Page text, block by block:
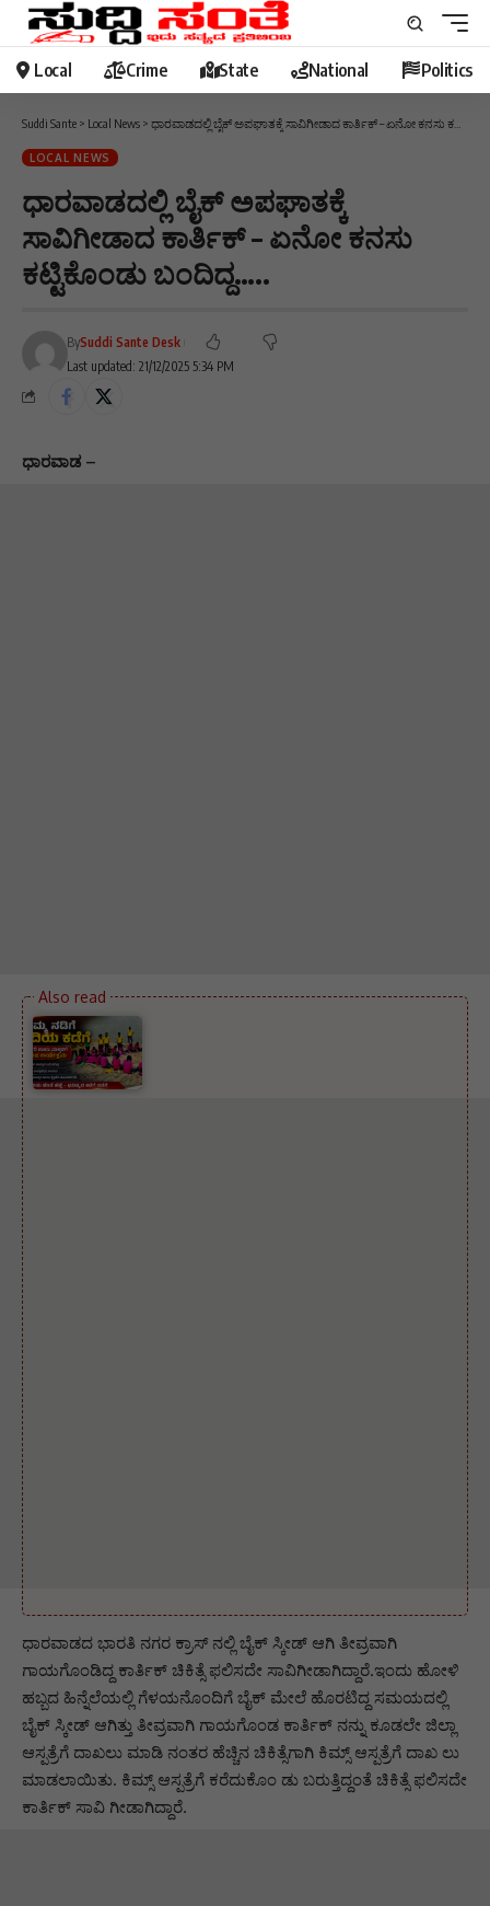
Local Crime State National Politics
Suddi Sante > Local News > ಧಾರವಾಡದಲ್ಲಿ ಬೈಕ್ ಅಪಘಾತಕ್ಕೆ ಸಾವಿಗೀಡಾದ ಕಾರ್ತಿಕ್ – ಏನೋ ಕನಸು ಕಟ್ಟಿಕೊಂಡು ಬಂದಿದ್ದ‌…..
LOCAL NEWS
ಧಾರವಾಡದಲ್ಲಿ ಬೈಕ್ ಅಪಘಾತಕ್ಕೆ
ಸಾವಿಗೀಡಾದ ಕಾರ್ತಿಕ್ – ಏನೋ ಕನಸು
ಕಟ್ಟಿಕೊಂಡು ಬಂದಿದ್ದ‌…..
Last updated: 21/12/2025 5:34 PM
BySuddi Sante Desk
ಧಾರವಾಡ –
ಧಾರವಾಡದ ಭಾರತಿ ನಗರ ಕ್ರಾಸ್ ನಲ್ಲಿ ಬೈಕ್ ಸ್ಕೀಡ್ ಆಗಿ ತೀವ್ರವಾಗಿ
ಗಾಯಗೊಂಡಿದ್ದ ಕಾರ್ತಿಕ್ ಚಿಕಿತ್ಸೆ ಫಲಿಸದೇ ಸಾವಿಗೀಡಾಗಿದ್ದಾರೆ‌.ಇಂದು ಹೋಳಿ
ಹಬ್ಬದ ಹಿನ್ನೆಲೆಯಲ್ಲಿ ಗೆಳಯನೊಂದಿಗೆ ಬೈಕ್ ಮೇಲೆ ಹೊರಟಿದ್ದ ಸಮಯದಲ್ಲಿ
ಬೈಕ್ ಸ್ಕೀಡ್ ಆಗಿತ್ತು ತೀವ್ರವಾಗಿ ಗಾಯಗೊಂಡ ಕಾರ್ತಿಕ್ ನನ್ನು ಕೂಡಲೇ ಜಿಲ್ಲಾ
ಆಸ್ಪತ್ರೆಗೆ ದಾಖಲು ಮಾಡಿ ನಂತರ ಹೆಚ್ಚಿನ ಚಿಕಿತ್ಸೆಗಾಗಿ ಕಿಮ್ಸ್ ಆಸ್ಪತ್ರೆಗೆ ದಾಖ ಲು
ಮಾಡಲಾಯಿತು. ಕಿಮ್ಸ್ ಆಸ್ಪತ್ರೆಗೆ ಕರೆದುಕೊಂ ಡು ಬರುತ್ತಿದ್ದಂತೆ ಚಿಕಿತ್ಸೆ ಫಲಿಸದೇ
ಕಾರ್ತಿಕ್ ಸಾವಿ ಗೀಡಾಗಿದ್ದಾರೆ‌.